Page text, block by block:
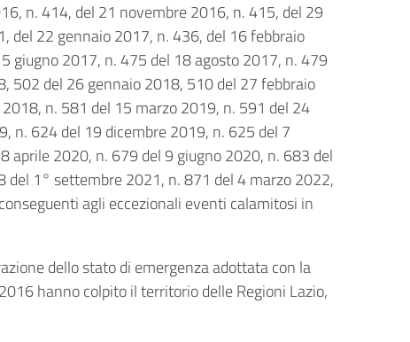
n. 414, del 21 novembre 2016, n. 415, del 29
del 22 gennaio 2017, n. 436, del 16 febbraio
giugno 2017, n. 475 del 18 agosto 2017, n. 479
502 del 26 gennaio 2018, 510 del 27 febbraio
n. 581 del 15 marzo 2019, n. 591 del 24
n. 624 del 19 dicembre 2019, n. 625 del 7
aprile 2020, n. 679 del 9 giugno 2020, n. 683 del
1° settembre 2021, n. 871 del 4 marzo 2022,
agli eccezionali eventi calamitosi in
dello stato di emergenza adottata con la
hanno colpito il territorio delle Regioni Lazio,